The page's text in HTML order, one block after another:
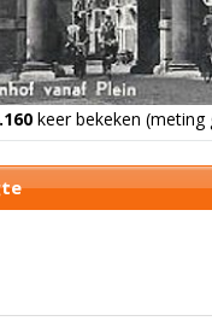
keer bekeken (meting